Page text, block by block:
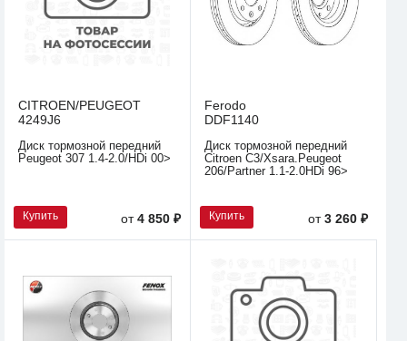
CITROEN/PEUGEOT
4249J6
Диск тормозной передний
Peugeot 307 1.4-2.0/HDi 00>
Купить от4 850 ₽
Ferodo
DDF1140
Диск тормозной передний
Citroen C3/Xsara.Peugeot
206/Partner 1.1-2.0HDi 96>
Купить от3 260 ₽